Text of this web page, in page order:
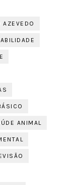
AZEVEDO
ANIMAL